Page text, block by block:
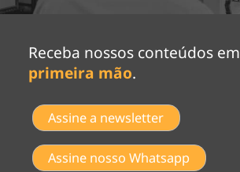
Receba nossos conteúdos em
primeira mão.
Assine a newsletter
Assine nosso Whatsapp